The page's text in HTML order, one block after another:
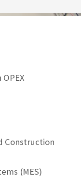
Construction
(MES)